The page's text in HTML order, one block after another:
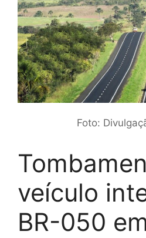
Foto:
veículo
BR-050